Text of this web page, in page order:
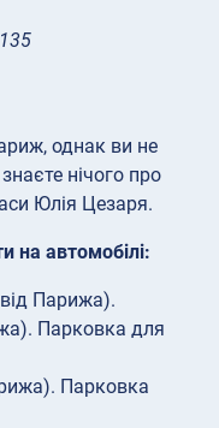
однак ви не
нічого про
Юлія Цезаря.
на автомобілі:
Парижа).
Парковка для
Парковка